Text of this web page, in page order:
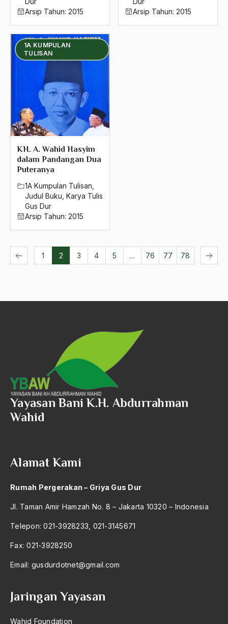
Arsip Tahun: 2015
Arsip Tahun: 2015
1A KUMPULAN
TULISAN
KH. A. Wahid Hasyim
dalam Pandangan Dua
Puteranya
1A Kumpulan Tulisan
Judul Buku Karya Tulis
Gus Dur
Arsip Tahun: 2015
1 2 3 4 5 … 76 77 78
Yayasan Bani K.H. Abdurrahman
Wahid
Alamat Kami
Rumah Pergerakan – Griya Gus Dur
Jl. Taman Amir Hamzah No. 8 – Jakarta 10320 – Indonesia
Telepon: 021-3928233, 021-3145671
Fax: 021-3928250
Email: gusdurdotnet@gmail.com
Jaringan Yayasan
Wahid Foundation